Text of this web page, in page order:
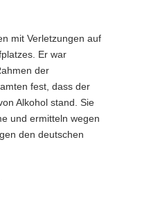
mit Verletzungen auf
Er war
der
fest, dass der
Alkohol stand. Sie
und ermitteln wegen
den deutschen